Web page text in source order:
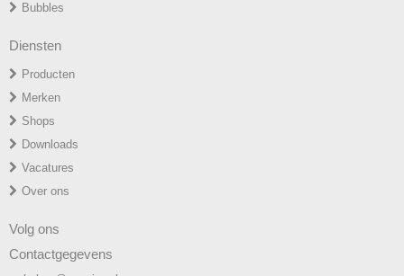
Bubbles
Diensten
Producten
Merken
Shops
Downloads
Vacatures
Over ons
Volg ons
Contactgegevens